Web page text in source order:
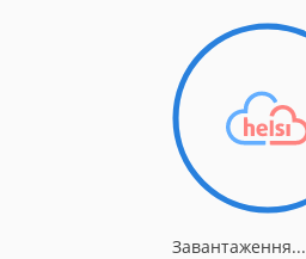
Завантаження...